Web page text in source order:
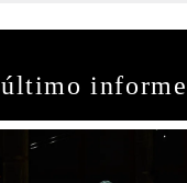
informe